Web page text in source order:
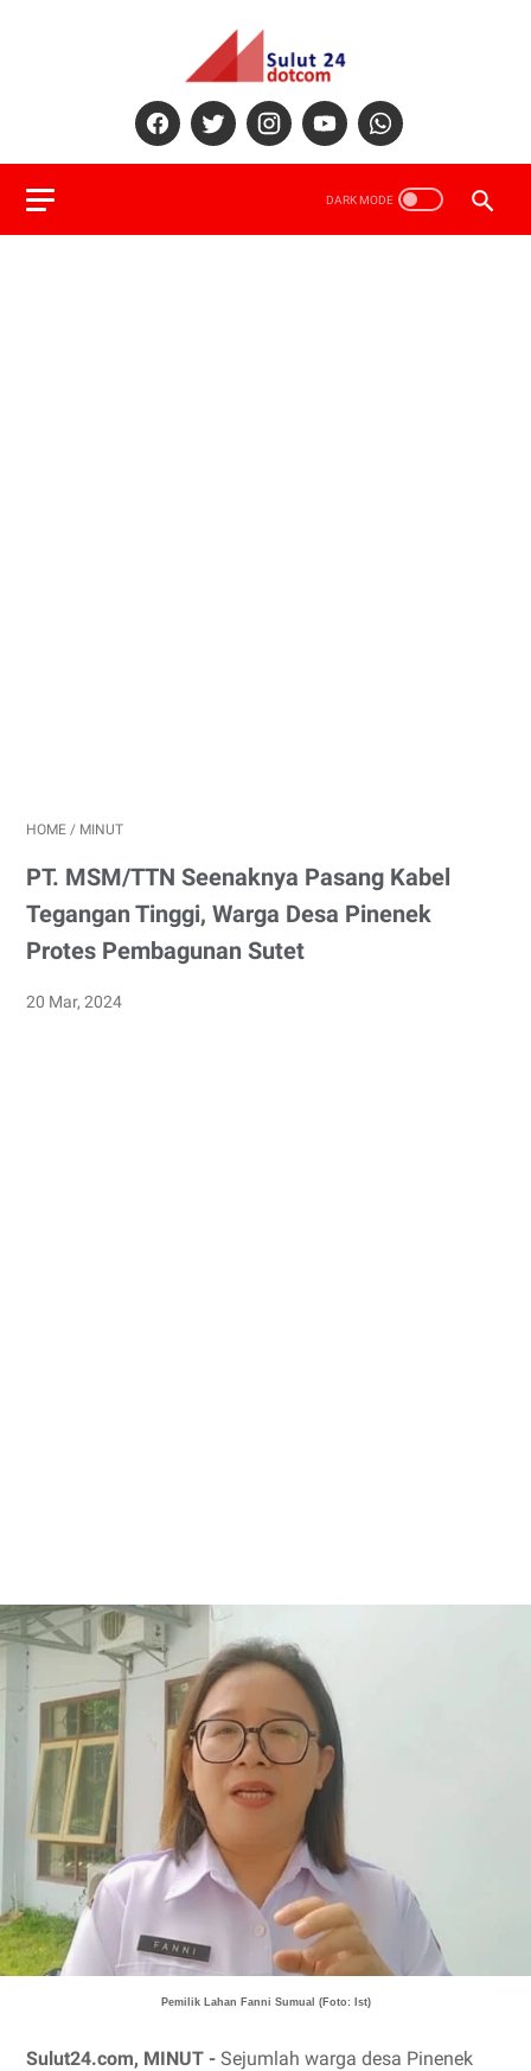
HOME / MINUT
PT. MSM/TTN Seenaknya Pasang Kabel
Tegangan Tinggi, Warga Desa Pinenek
Protes Pembagunan Sutet
20 Mar, 2024
Pemilik Lahan Fanni Sumual (Foto: Ist)
Sulut24.com, MINUT - Sejumlah warga desa Pinenek